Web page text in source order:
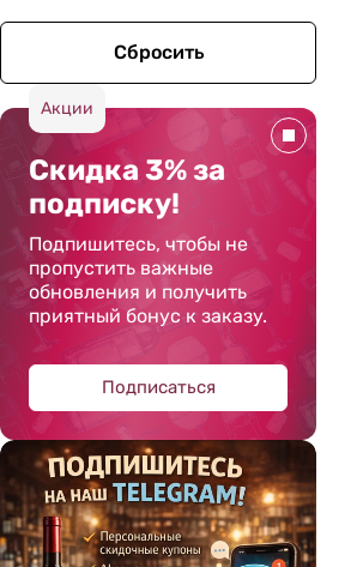
Сбросить
Акции
Скидка 3% за
подписку!
Подпишитесь, чтобы не
пропустить важные
обновления и получить
приятный бонус к заказу.
Подписаться